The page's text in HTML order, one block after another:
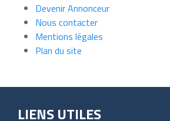
Devenir Annonceur
Nous contacter
Mentions légales
Plan du site
LIENS UTILES